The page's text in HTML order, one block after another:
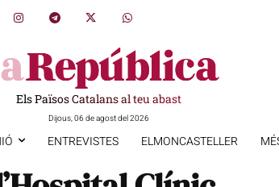
Els Països Catalans al teu abast
Dijous, 06 de agost del 2026
ENTREVISTES ELMONCASTELLER